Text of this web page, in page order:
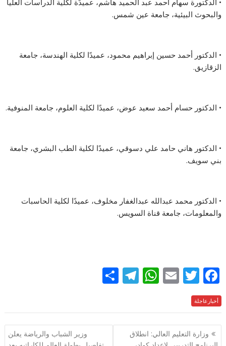
• الدكتورة سهام أحمد عبد الحميد هاشم، عميدًة لكلية الدراسات العليا
والبحوث البيئية، جامعة عين شمس.
• الدكتور أحمد حسين إبراهيم محمود، عميدًا لكلية الهندسة، جامعة
الزقازيق.
• الدكتور حسام أحمد سعيد عوض، عميدًا لكلية العلوم، جامعة المنوفية.
• الدكتور هاني حامد علي دسوقي، عميدًا لكلية الطب البشري، جامعة
بني سويف.
• الدكتور محمد عبدالله عبدالغفار مخلوف، عميدًا لكلية الحاسبات
والمعلومات، جامعة قناة السويس.
F
ac
e
b
o
T
itt
er
E
ai
l
W
at
s
A
T
e
gr
ar
e
أخبارعاجلة
تصفّح
وزارة التعليم العالي: انطلاق
وزير الشباب والرياضة يعلن